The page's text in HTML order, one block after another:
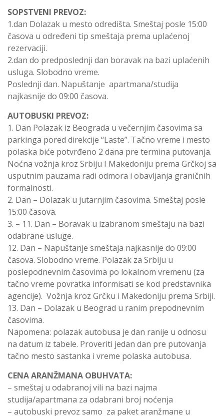
SOPSTVENI PREVOZ:
1.dan Dolazak u mesto odredišta. Smeštaj posle 15:00
časova u određeni tip smeštaja prema uplaćenoj
rezervaciji.
2.dan do predposlednji dan boravak na bazi uplaćenih
usluga. Slobodno vreme.
Poslednji dan. Napuštanje apartmana/studija
najkasnije do 09:00 časova.
AUTOBUSKI PREVOZ:
1. Dan Polazak iz Beograda u večernjim časovima sa
parkinga pored direkcije “Laste”. Tačno vreme i mesto
polaska biće potvrđeno 2 dana pre termina putovanja.
Noćna vožnja kroz Srbiju I Makedoniju prema Grčkoj sa
usputnim pauzama radi odmora i obavljanja graničnih
formalnosti.
2. Dan – Dolazak u jutarnjim časovima. Smeštaj posle
15:00 časova.
3. – 11. Dan – Boravak u izabranom smeštaju na bazi
odabrane usluge.
12. Dan – Napuštanje smeštaja najkasnije do 09:00
časova. Slobodno vreme. Polazak za Srbiju u
poslepodnevnim časovima po lokalnom vremenu (za
tačno vreme povratka informisati se kod predstavnika
agencije). Vožnja kroz Grčku i Makedoniju prema Srbiji.
13. Dan – Dolazak u Beograd u ranim prepodnevnim
časovima.
Napomena: polazak autobusa je dan ranije u odnosu
na datum iz tabele. Proveriti jedan dan pre putovanja
tačno mesto sastanka i vreme polaska autobusa.
CENA ARANŽMANA OBUHVATA:
– smeštaj u odabranoj vili na bazi najma
studija/apartmana za odabrani broj noćenja
– autobuski prevoz samo za paket aranžmane u